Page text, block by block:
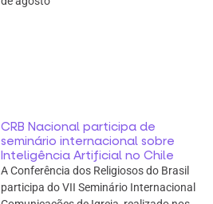
CRB Nacional participa de
seminário internacional sobre
Inteligência Artificial no Chile
A Conferência dos Religiosos do Brasil
participa do VII Seminário Internacional